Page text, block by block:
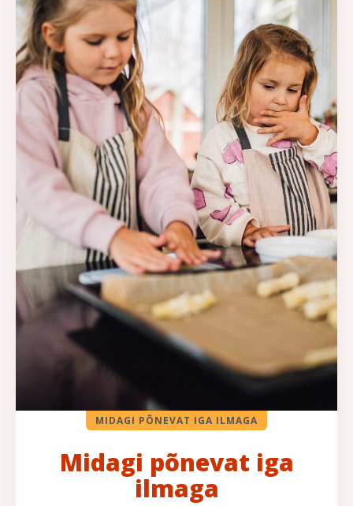
MIDAGI PÕNEVAT IGA ILMAGA
Midagi põnevat iga
ilmaga